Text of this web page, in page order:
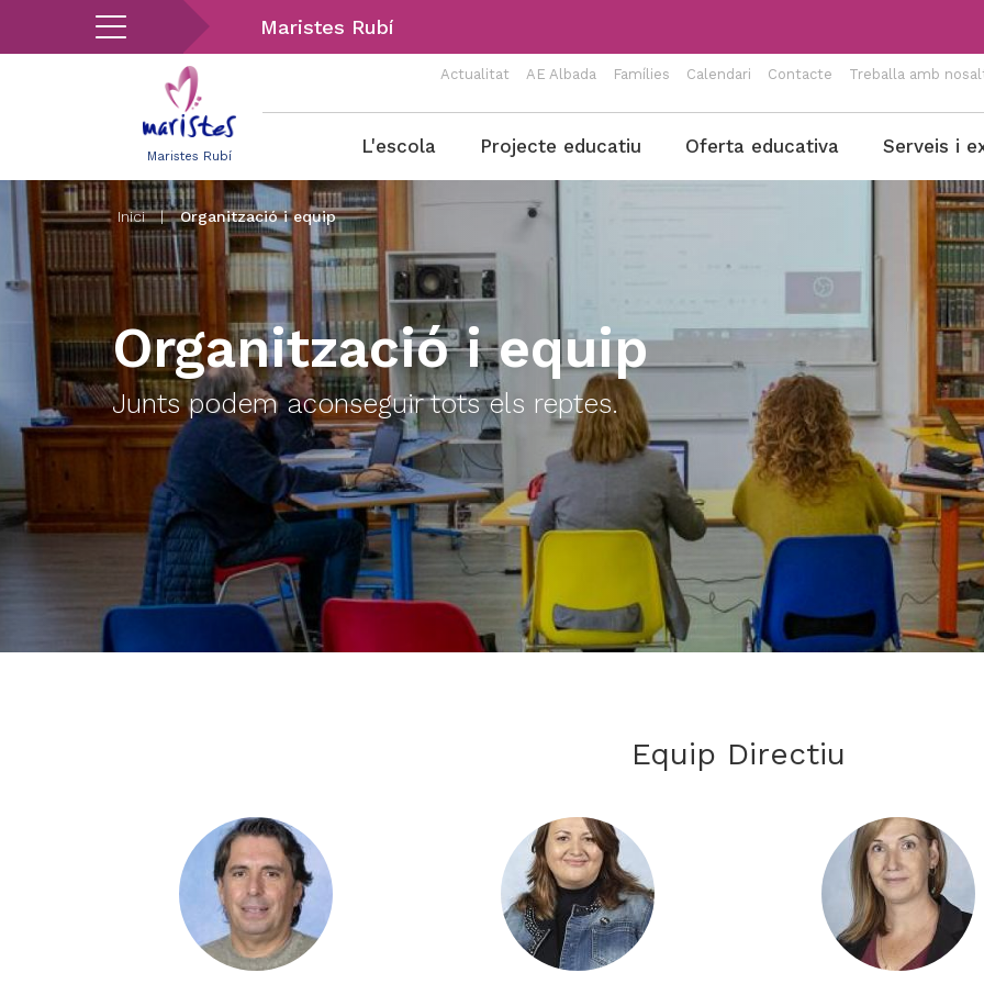
Maristes Rubí
Maristes Rubí
Actualitat AE Albada Famílies Calendari Contacte Treballa amb
Menu
rubi
L'escola Projecte educatiu Oferta educativa Serveis i
Inici | Organització i equip
Organització i equip
Junts podem aconseguir tots els reptes.
Equip Directiu